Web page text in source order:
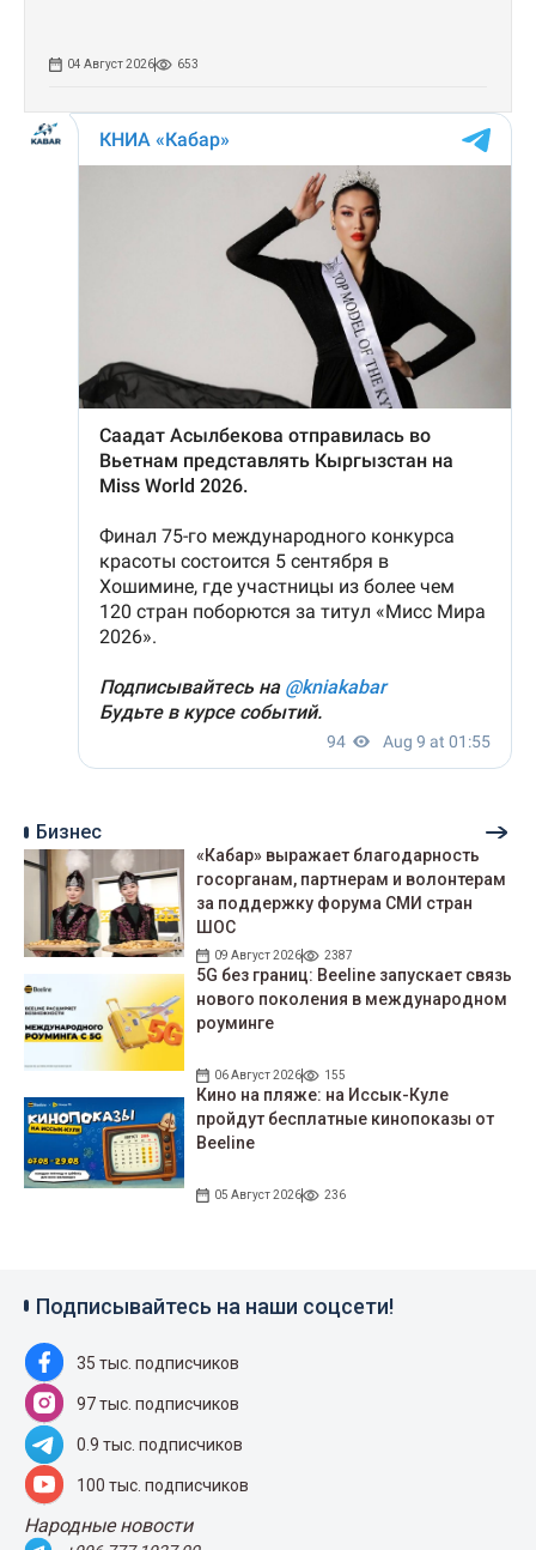
04 Август 2026 653
Бизнес
«Кабар» выражает благодарность
госорганам, партнерам и волонтерам
за поддержку форума СМИ стран
ШОС
09 Август 2026 2387
5G без границ: Beeline запускает связь
нового поколения в международном
роуминге
06 Август 2026 155
Кино на пляже: на Иссык-Куле
пройдут беcплатные кинопоказы от
Beeline
05 Август 2026 236
Подписывайтесь на наши соцсети!
35 тыс. подписчиков
97 тыс. подписчиков
0.9 тыс. подписчиков
100 тыс. подписчиков
Народные новости